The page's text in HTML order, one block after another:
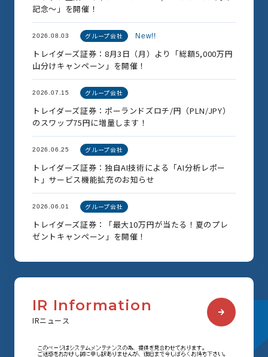
記念～」を開催！
2026.08.03 グループ会社 New!!
トレイダーズ証券：8月3日（月）より「総額5,000万円
山分けキャンペーン」を開催！
2026.07.15 グループ会社
トレイダーズ証券：ポーランドズロチ/円（PLN/JPY）
のスワップ75円に増量します！
2026.06.25 グループ会社
トレイダーズ証券：独自AI技術による「AI分析レポー
ト」サービス機能拡充のお知らせ
2026.06.01 グループ会社
トレイダーズ証券：「最大10万円が当たる！夏のプレ
ゼントキャンペーン」を開催！
IR Information
IRニ ュ ー ス